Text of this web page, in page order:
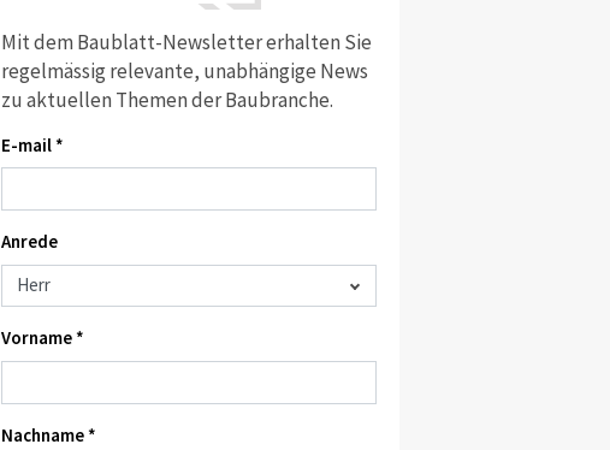
Mit dem Baublatt-Newsletter erhalten Sie
regelmässig relevante, unabhängige News
zu aktuellen Themen der Baubranche.
E-mail *
Anrede
Vorname *
Nachname *